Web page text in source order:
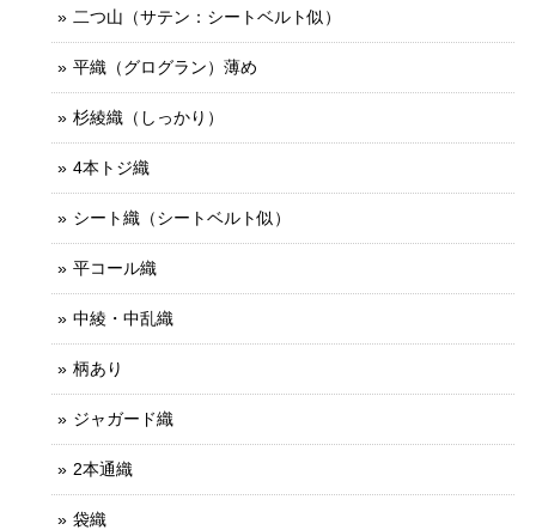
二つ山（サテン：シートベルト似）
平織（グログラン）薄め
杉綾織（しっかり）
4本トジ織
シート織（シートベルト似）
平コール織
中綾・中乱織
柄あり
ジャガード織
2本通織
袋織